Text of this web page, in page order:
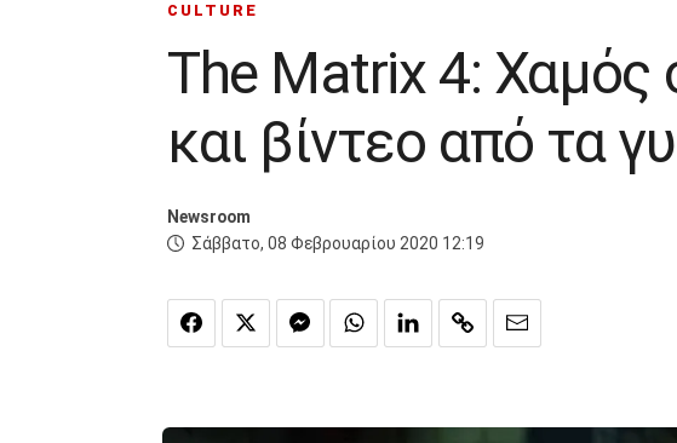
CULTURE
The Matrix 4:
και βίντεο από τα
Newsroom
Σάββατο, 08 Φεβρουαρίου 2020 12:19